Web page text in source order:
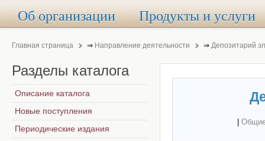
Об организации Продукты и услуги
Главная страница ⇒ Направление деятельности ⇒ Депозитарий
Разделы каталога
Описание каталога
Новые поступления
Периодические издания